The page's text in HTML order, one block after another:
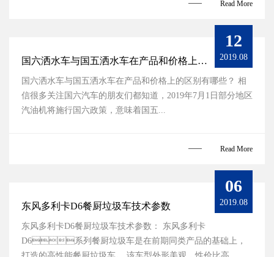
Read More
国六洒水车与国五洒水车在产品和价格上的区别
国六洒水车与国五洒水车在产品和价格上的区别有哪些？ 相
信很多关注国六汽车的朋友们都知道，2019年7月1日部分地区
汽油机将施行国六政策，意味着国五...
12
2019.08
Read More
东风多利卡D6餐厨垃圾车技术参数
东风多利卡D6餐厨垃圾车技术参数： 东风多利卡
D6系列餐厨垃圾车是在前期同类产品的基础上，
06
2019.08